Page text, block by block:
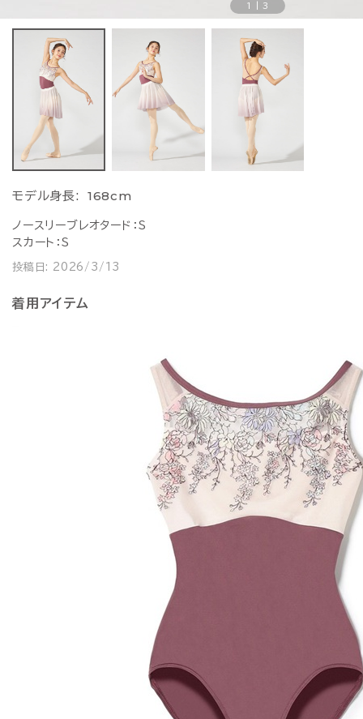
1 3
モデル身長: 168cm
ノースリーブレオタード：S
スカート：S
投稿日: 2026/3/13
着用アイテム